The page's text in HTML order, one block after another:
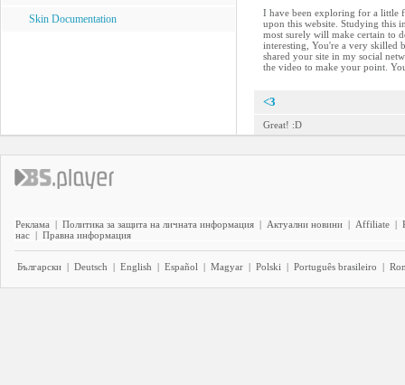
Skin Documentation
I have been exploring for a little
upon this website. Studying this
most surely will make certain to
interesting, You're a very skilled
shared your site in my social
the video to make your point.
<3
Great! :D
Реклама | Политика за защита на личната информация | Актуални новини | Affiliate |
нас | Правна информация
Български | Deutsch | English | Español | Magyar | Polski | Português brasileiro |